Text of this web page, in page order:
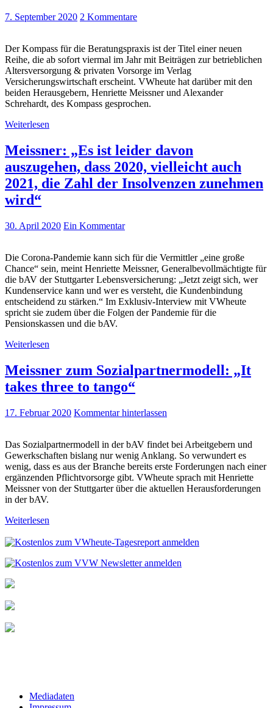
7. September 2020 2 Kommentare
Der Kompass für die Beratungspraxis ist der Titel einer neuen
Reihe, die ab sofort viermal im Jahr mit Beiträgen zur betrieblichen
Altersversorgung & privaten Vorsorge im Verlag
Versicherungswirtschaft erscheint. VWheute hat darüber mit den
beiden Herausgebern, Henriette Meissner und Alexander
Schrehardt, des Kompass gesprochen.
Weiterlesen
Meissner: „Es ist leider davon
auszugehen, dass 2020, vielleicht auch
2021, die Zahl der Insolvenzen zunehmen
wird“
30. April 2020 Ein Kommentar
Die Corona-Pandemie kann sich für die Vermittler „eine große
Chance“ sein, meint Henriette Meissner, Generalbevollmächtigte für
die bAV der Stuttgarter Lebensversicherung: „Jetzt zeigt sich, wer
Kundenservice kann und wer es versteht, die Kundenbindung
entscheidend zu stärken.“ Im Exklusiv-Interview mit VWheute
spricht sie zudem über die Folgen der Pandemie für die
Pensionskassen und die bAV.
Weiterlesen
Meissner zum Sozialpartnermodell: „It
takes three to tango“
17. Februar 2020 Kommentar hinterlassen
Das Sozialpartnermodell in der bAV findet bei Arbeitgebern und
Gewerkschaften bislang nur wenig Anklang. So verwundert es
wenig, dass es aus der Branche bereits erste Forderungen nach einer
ergänzenden Pflichtvorsorge gibt. VWheute sprach mit Henriette
Meissner von der Stuttgarter über die aktuellen Herausforderungen
in der bAV.
Weiterlesen
Mediadaten